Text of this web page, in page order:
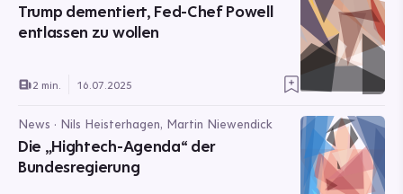
Trump dementiert, Fed-Chef Powell
entlassen zu wollen
2 min. 16.07.2025
News · Nils Heisterhagen, Martin Niewendick
Die „Hightech-Agenda“ der
Bundesregierung